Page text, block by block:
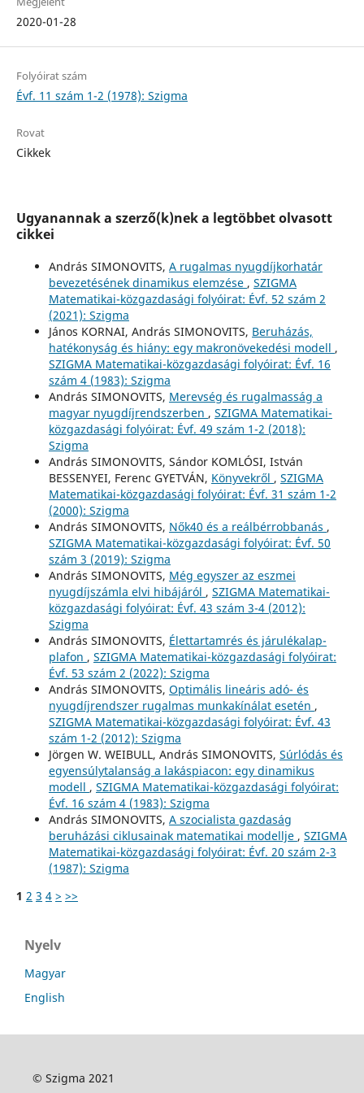
2020-01-28
Folyóirat szám
Évf. 11 szám 1-2 (1978): Szigma
Rovat
Cikkek
Ugyanannak a szerző(k)nek a legtöbbet olvasott
cikkei
András SIMONOVITS, A rugalmas nyugdíjkorhatár
bevezetésének dinamikus elemzése , SZIGMA
Matematikai-közgazdasági folyóirat: Évf. 52 szám 2
(2021): Szigma
János KORNAI, András SIMONOVITS, Beruházás,
hatékonyság és hiány: egy makronövekedési modell ,
SZIGMA Matematikai-közgazdasági folyóirat: Évf. 16
szám 4 (1983): Szigma
András SIMONOVITS, Merevség és rugalmasság a
magyar nyugdíjrendszerben , SZIGMA Matematikai-
közgazdasági folyóirat: Évf. 49 szám 1-2 (2018):
Szigma
András SIMONOVITS, Sándor KOMLÓSI, István
BESSENYEI, Ferenc GYETVÁN, Könyvekről , SZIGMA
Matematikai-közgazdasági folyóirat: Évf. 31 szám 1-2
(2000): Szigma
András SIMONOVITS, Nők40 és a reálbérrobbanás ,
SZIGMA Matematikai-közgazdasági folyóirat: Évf. 50
szám 3 (2019): Szigma
András SIMONOVITS, Még egyszer az eszmei
nyugdíjszámla elvi hibájáról , SZIGMA Matematikai-
közgazdasági folyóirat: Évf. 43 szám 3-4 (2012):
Szigma
András SIMONOVITS, Élettartamrés és járulékalap-
plafon , SZIGMA Matematikai-közgazdasági folyóirat:
Évf. 53 szám 2 (2022): Szigma
András SIMONOVITS, Optimális lineáris adó- és
nyugdíjrendszer rugalmas munkakínálat esetén ,
SZIGMA Matematikai-közgazdasági folyóirat: Évf. 43
szám 1-2 (2012): Szigma
Jörgen W. WEIBULL, András SIMONOVITS, Súrlódás és
egyensúlytalanság a lakáspiacon: egy dinamikus
modell , SZIGMA Matematikai-közgazdasági folyóirat:
Évf. 16 szám 4 (1983): Szigma
András SIMONOVITS, A szocialista gazdaság
beruházási ciklusainak matematikai modellje , SZIGMA
Matematikai-közgazdasági folyóirat: Évf. 20 szám 2-3
(1987): Szigma
1 2 3 4 > >>
Nyelv
Magyar
English
© Szigma 2021